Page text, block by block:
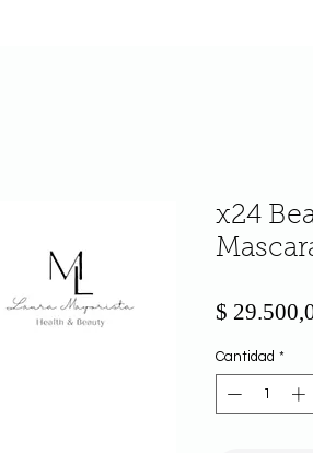
x24
$
Cantidad *